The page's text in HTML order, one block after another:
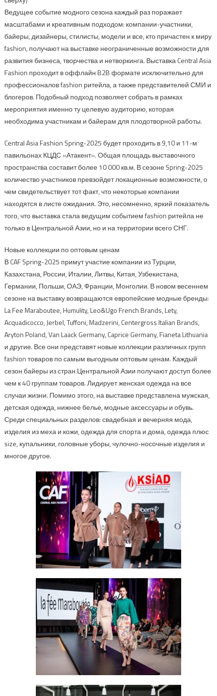
Ведущее событие модного сезона каждый раз поражает
масштабами и креативным подходом: компании-участники,
байеры, дизайнеры, стилисты, модели и все, кто причастен к миру
fashion, получают на выставке неограниченные возможности для
развития бизнеса, творчества и нетворкинга. Выставка Central Asia
Fashion проходит в оффлайн B2B формате исключительно для
профессионалов fashion ритейла, а также представителей СМИ и
блогеров. Подобный подход позволяет собрать в рамках
мероприятия именно ту целевую аудиторию, которая
необходима участникам и байерам для плодотворной работы.
Central Asia Fashion Spring-2025 будет проходить в 9,10 и 11-м
павильонах КЦДС «Атакент». Общая площадь выставочного
пространства составит более 10 000 кв.м. В сезоне Spring-2025
количество участников превзойдет локационные возможности, о
чем свидетельствует тот факт, что некоторые компании
находятся в листе ожидания. Это, несомненно, яркий показатель
того, что выставка стала ведущим событием fashion ритейла не
только в Центральной Азии, но и на территории всего СНГ.
Новые коллекции по оптовым ценам
В CAF Spring-2025 примут участие компании из Турции,
Казахстана, России, Италии, Литвы, Китая, Узбекистана,
Германии, Польши, ОАЭ, Франции, Монголии. В новом весеннем
сезоне на выставку возвращаются европейские модные бренды:
La Fee Maraboutee, Humulity, Leo&Ugo French Brands, Lety,
Acquadicocco, Jerbel, Tuffoni, Madzerini, Centergross Italian Brands,
Aryton Poland, Van Laack Germany, Caprice Germany, Fianeta Lithuania
и другие. Все они представят новые коллекции различных групп
fashion товаров по самым выгодным оптовым ценам. Каждый
сезон байеры из стран Центральной Азии получают доступ более
чем к 40 группам товаров. Лидирует женская одежда на все
случаи жизни. Помимо этого, на выставке представлена мужская,
детская одежда, нижнее белье, модные аксессуары и обувь.
Среди специальных разделов: свадебная и вечерняя мода,
изделия из меха и кожи, одежда для спорта и дома, одежда плюс
size, купальники, головные уборы, чулочно-носочные изделия и
многое другое.